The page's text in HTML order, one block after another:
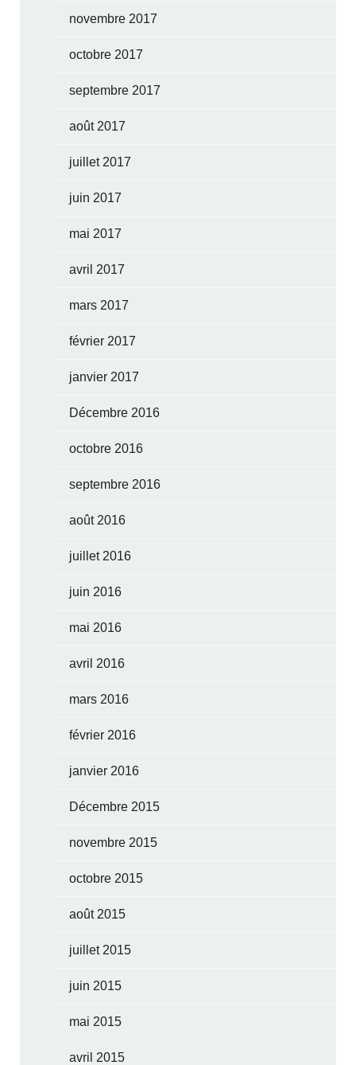
novembre 2017
octobre 2017
septembre 2017
août 2017
juillet 2017
juin 2017
mai 2017
avril 2017
mars 2017
février 2017
janvier 2017
Décembre 2016
octobre 2016
septembre 2016
août 2016
juillet 2016
juin 2016
mai 2016
avril 2016
mars 2016
février 2016
janvier 2016
Décembre 2015
novembre 2015
octobre 2015
août 2015
juillet 2015
juin 2015
mai 2015
avril 2015